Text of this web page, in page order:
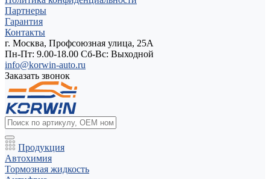
Партнеры
Гарантия
Контакты
г. Москва, Профсоюзная улица, 25А
Пн-Пт: 9.00-18.00 Cб-Вс: Выходной
info@korwin-auto.ru
Заказать звонок
Продукция
Автохимия
Тормозная жидкость